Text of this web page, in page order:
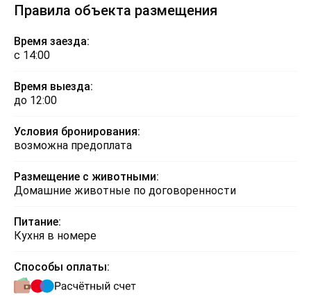
Правила объекта размещения
Время заезда:
с 14:00
Время выезда:
до 12:00
Условия бронирования:
возможна предоплата
Размещение с животными:
Домашние животные по договоренности
Питание:
Кухня в номере
Способы оплаты: